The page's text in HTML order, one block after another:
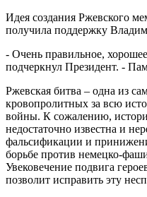
Идея создания Ржевского
получила поддержку
- Очень правильное,
подчеркнул Президент. -
Ржевская битва – одна из
кровопролитных за всю
войны. К сожалению,
недостаточно известна и
фальсификации и
борьбе против немецко-
Увековечение подвига
позволит исправить эту